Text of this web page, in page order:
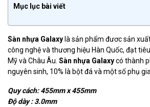
Mục lục bài viết
Sàn nhựa Galaxy là sản phẩm đươc sản
công nghệ và thương hiệu Hàn Quốc, đạt
Mỹ và Châu Âu. Sàn nhựa Galaxycó thành
nguyên sinh, 10% là bột đá và một số phụ
Quy cách: 455mm x 455mm
Độ dày : 3.0mm